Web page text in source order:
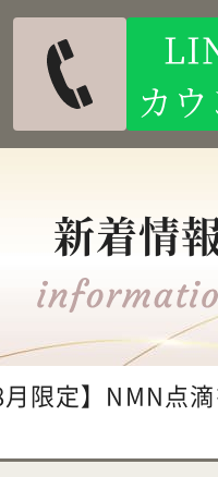
カ
新着情
月限定】NMN点